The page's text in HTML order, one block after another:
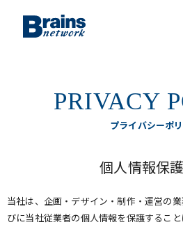
RECRUIT
COMPANY
CONTACT US
お問い合わせ
PRIVACY
プライバシーポ
個人情報保
当社は、企画・デザイン・制作・運営の
びに当社従業者の個人情報を保護するこ